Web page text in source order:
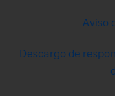
Aviso
Descargo de